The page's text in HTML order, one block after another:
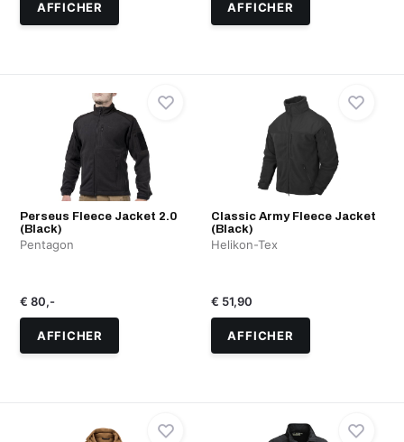
AFFICHER AFFICHER
Perseus Fleece Jacket 2.0
(Black)
Pentagon
€ 80,-
AFFICHER
Classic Army Fleece Jacket
(Black)
Helikon-Tex
€ 51,90
AFFICHER